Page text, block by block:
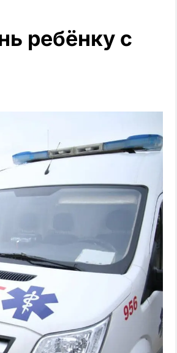
ребёнку с